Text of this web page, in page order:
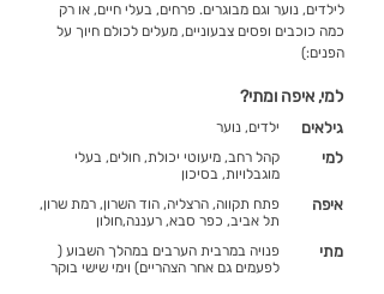
לילדים, נוער וגם מבוגרים. פרחים, בעלי חיים, או רק
כמה כוכבים ופסים צבעוניים, מעלים לכולם חיוך על
הפנים:)
למי, איפה ומתי?
ילדים, נוער גילאים
קהל רחב, מיעוטי יכולת, חולים, בעלי
מוגבלויות, בסיכון
למי
פתח תקווה, הרצליה, הוד השרון, רמת שרון,
תל אביב, כפר סבא, רעננה,חולון
איפה
פנויה במרבית הערבים במהלך השבוע (
לפעמים גם אחר הצהריים) וימי שישי בוקר
מתי